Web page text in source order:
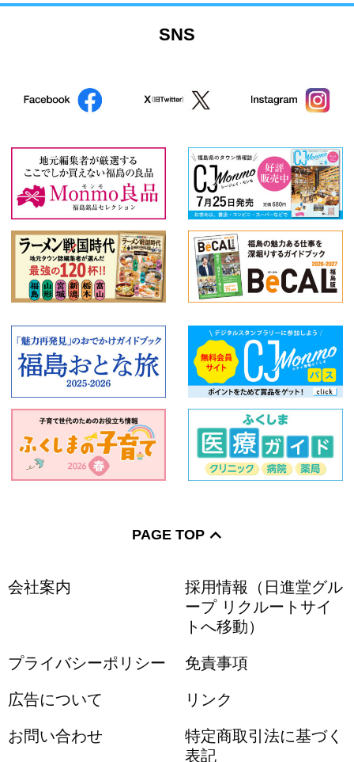
SNS
PAGE TOP
会社案内
採用情報（日進堂グル
ープ リクルートサイ
トへ移動）
プライバシーポリシー 免責事項
広告について リンク
お問い合わせ
特定商取引法に基づく
表記